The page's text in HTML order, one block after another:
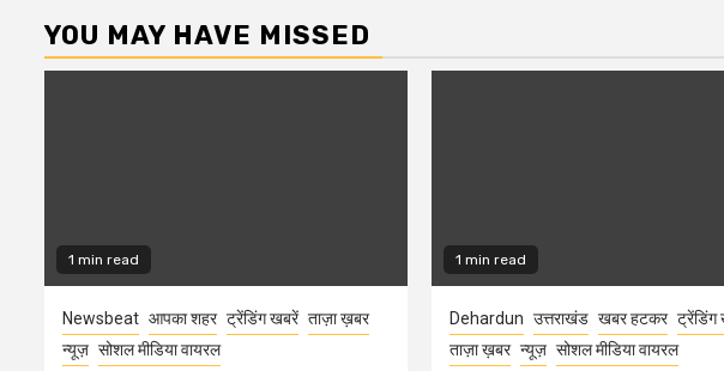
YOU MAY HAVE MISSED
1 min read
Newsbeat आपका शहर ट्रेंडिंग खबरें ताज़ा ख़बर
न्यूज़ सोशल मीडिया वायरल
1 min read
Dehardun उत्तराखंड खबर हटकर ट्रेंडिंग
ताज़ा ख़बर न्यूज़ सोशल मीडिया वायरल